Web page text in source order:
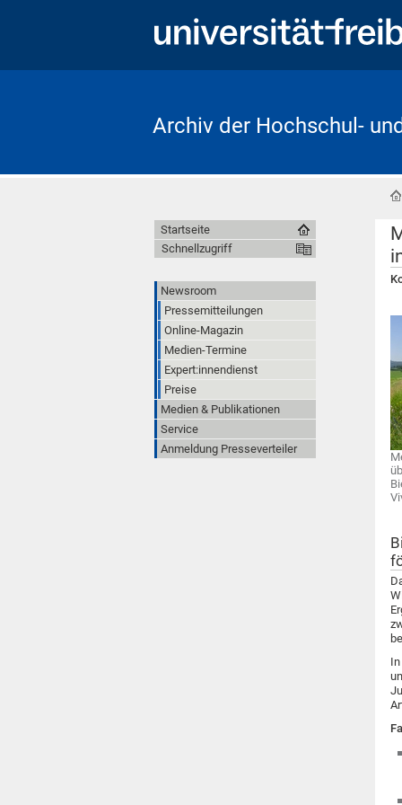
Archiv der Hochschul-
Startseite
Schnellzugriff
Newsroom
Pressemitteilungen
Online-Magazin
Medien-Termine
Expert:innendienst
Preise
Medien & Publikationen
Service
Anmeldung Presseverteiler